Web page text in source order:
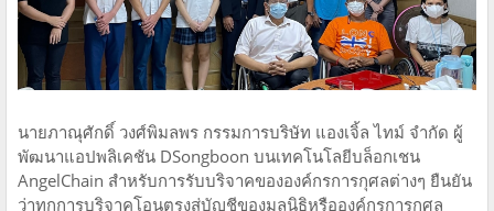
นายภาณุศักดิ์ วงศ์พิมลพร กรรมการบริษัท แองเจิ้ล ไทม์ จำกัด ผู้
พัฒนาแอปพลิเคชัน DSongboon บนเทคโนโลยีบล็อกเชน
AngelChain สำหรับการรับบริจาคขององค์กรการกุศลต่างๆ ยืนยัน
ว่าทุกการบริจาคโอนตรงสู่บัญชีของมูลนิธิหรือองค์กรการกุศล